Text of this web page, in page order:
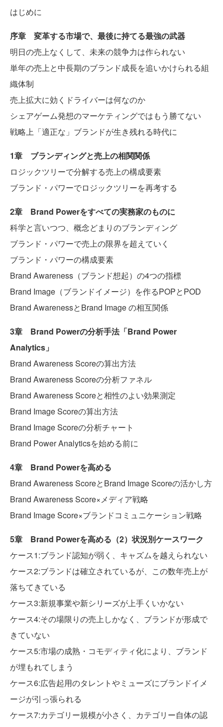
はじめに
序章 変革する市場で、最後に持てる最強の武器
明日の売上なくして、未来の競争力は作られない
単年の売上と中長期のブランド成長を追いかけられる組
織体制
売上拡大に効くドライバーは何なのか
シェアゲーム発想のマーケティングではもう勝てない
戦略上「適正な」ブランドが生き残れる時代に
1章 ブランディングと売上の相関関係
ロジックツリーで分解する売上の構成要素
ブランド・パワーでロジックツリーを再考する
2章 Brand Powerをすべての実務家のものに
科学と言いつつ、概念どまりのブランディング
ブランド・パワーで売上の限界を超えていく
ブランド・パワーの構成要素
Brand Awareness（ブランド想起）の4つの指標
Brand Image（ブランドイメージ）を作るPOPとPOD
Brand AwarenessとBrand Image の相互関係
3章 Brand Powerの分析手法「Brand Power
Analytics」
Brand Awareness Scoreの算出方法
Brand Awareness Scoreの分析ファネル
Brand Awareness Scoreと相性のよい効果測定
Brand Image Scoreの算出方法
Brand Image Scoreの分析チャート
Brand Power Analyticsを始める前に
4章 Brand Powerを高める
Brand Awareness ScoreとBrand Image Scoreの活かし方
Brand Awareness Score×メディア戦略
Brand Image Score×ブランドコミュニケーション戦略
5章 Brand Powerを高める（2）状況別ケースワーク
ケース1:ブランド認知が弱く、キャズムを越えられない
ケース2:ブランドは確立されているが、この数年売上が
落ちてきている
ケース3:新規事業や新シリーズが上手くいかない
ケース4:その場限りの売上しかなく、ブランドが形成で
きていない
ケース5:市場の成熟・コモディティ化により、ブランド
が埋もれてしまう
ケース6:広告起用のタレントやミューズにブランドイメ
ージが引っ張られる
ケース7:カテゴリー規模が小さく、カテゴリー自体の認